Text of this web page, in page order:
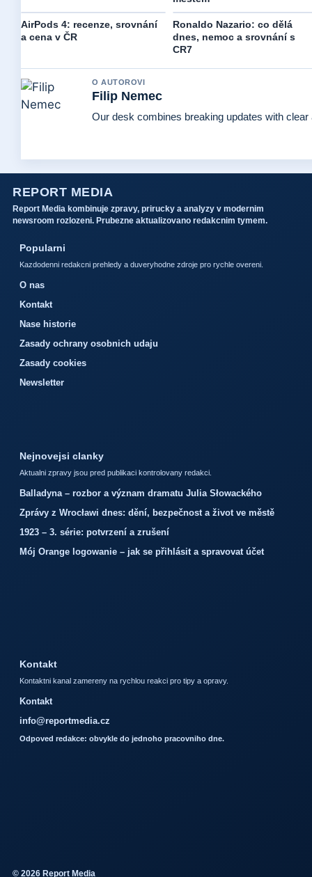
AirPods 4: recenze, srovnání
a cena v ČR
Ronaldo Nazario: co dělá
dnes, nemoc a srovnání s
CR7
O AUTOROVI
Filip Nemec
Our desk combines breaking updates with
REPORT MEDIA
Report Media kombinuje zpravy, prirucky a analyzy v modernim
newsroom rozlozeni. Prubezne aktualizovano redakcnim tymem.
Popularni
Kazdodenni redakcni prehledy a duveryhodne zdroje pro rychle overeni.
O nas
Kontakt
Nase historie
Zasady ochrany osobnich udaju
Zasady cookies
Newsletter
Nejnovejsi clanky
Aktualni zpravy jsou pred publikaci kontrolovany redakci.
Balladyna – rozbor a význam dramatu Julia Słowackého
Zprávy z Wrocławi dnes: dění, bezpečnost a život ve městě
1923 – 3. série: potvrzení a zrušení
Mój Orange logowanie – jak se přihlásit a spravovat účet
Kontakt
Kontaktni kanal zamereny na rychlou reakci pro tipy a opravy.
Kontakt
info@reportmedia.cz
Odpoved redakce: obvykle do jednoho pracovniho dne.
© 2026 Report Media